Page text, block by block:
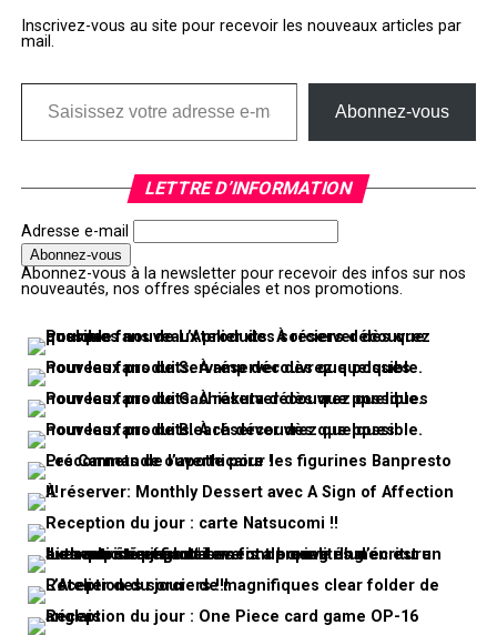
Inscrivez-vous au site pour recevoir les nouveaux articles par
mail.
Saisissez votre adresse e-mail…
Abonnez-vous
LETTRE D’INFORMATION
Adresse e-mail
Abonnez-vous à la newsletter pour recevoir des infos sur nos
nouveautés, nos offres spéciales et nos promotions.